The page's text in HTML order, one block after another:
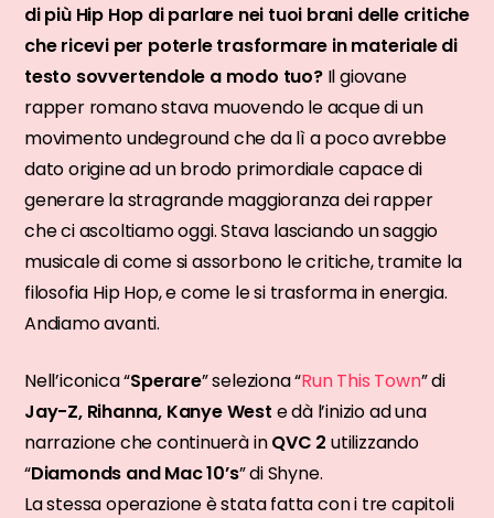
di più Hip Hop di parlare nei tuoi brani delle critiche
che ricevi per poterle trasformare in materiale di
testo sovvertendole a modo tuo?Il giovane
rapper romano stava muovendo le acque di un
movimento undeground che da lì a poco avrebbe
dato origine ad un brodo primordiale capace di
generare la stragrande maggioranza dei rapper
che ci ascoltiamo oggi. Stava lasciando un saggio
musicale di come si assorbono le critiche, tramite la
filosofia Hip Hop, e come le si trasforma in energia.
Andiamo avanti.
Nell’iconica “Sperare” seleziona “Run This Town” di
Jay-Z, Rihanna, Kanye West e dà l’inizio ad una
narrazione che continuerà inQVC 2 utilizzando
“Diamonds and Mac 10’s” di Shyne.
La stessa operazione è stata fatta con i tre capitoli